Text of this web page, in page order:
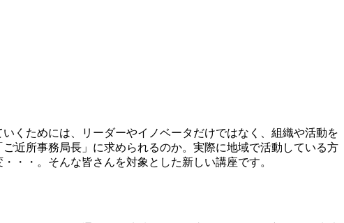
くためには、リーダーやイノベータだけではなく、組織や活動を
近所事務局長」に求められるのか。実際に地域で活動している方
・・。そんな皆さんを対象とした新しい講座です。